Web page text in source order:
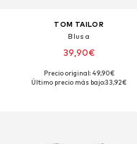
TOM TAILOR
Blusa
39,90€
Tallas disponibles: S, S-M, M, M-L
Precio original: 49,90€
Último precio más bajo:33,92€